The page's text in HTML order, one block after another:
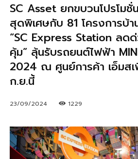
SC Asset ยกขบวนโปรโม
สุดพิเศษกับ 81 โครงการบ้า
“SC Express Station ลด
คุ้ม” ลุ้นรับรถยนต์ไฟฟ้า
2024 ณ ศูนย์การค้า เอ็มส
ก.ย.นี้
23/09/2024 1229